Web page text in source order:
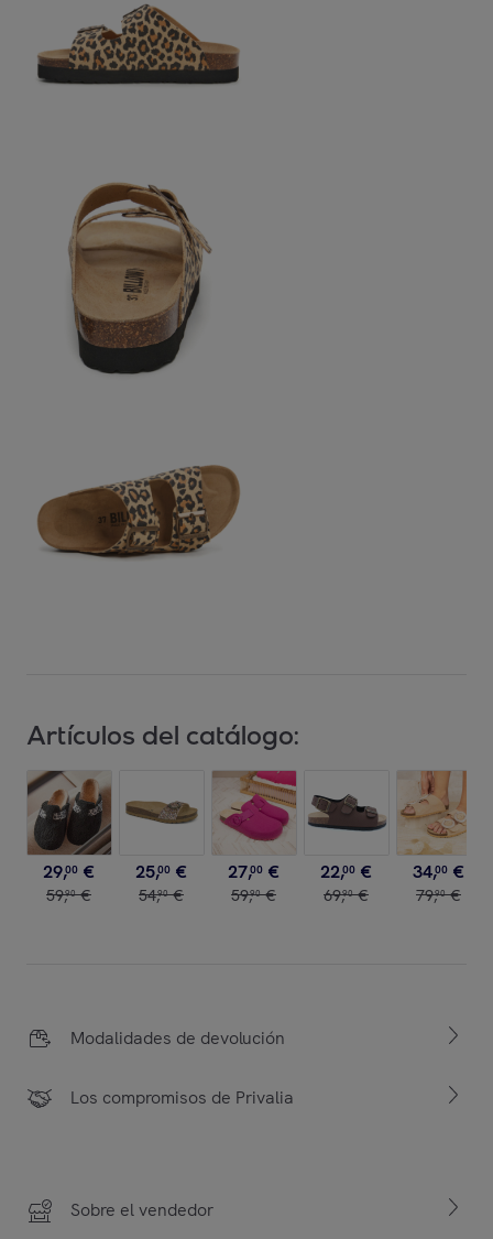
Artículos del catálogo:
29,00 €
59,90 €
25,00 €
54,90 €
27,00 €
59,90 €
22,00 €
69,90 €
34,00 €
79,90 €
Modalidades de devolución
Los compromisos de Privalia
Sobre el vendedor